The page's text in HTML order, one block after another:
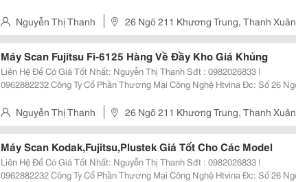
Nguyễn Thị Thanh 26 Ngõ 211 Khương Trung, Thanh Xuân
Máy Scan Fujitsu Fi-6125 Hàng Về Đầy Kho Giá Khủng
Liên Hệ Để Có Giá Tốt Nhất: Nguyễn Thị Thanh Sđt : 0982026833 |
0962882232 Công Ty Cổ Phần Thương Mại Công Nghệ Htvina Đc: Số 26 Ngõ
:Nguyenthanh6685 Website: Http://Sieuthiht.com |
Nguyễn Thị Thanh 26 Ngõ 211 Khương Trung, Thanh Xuân
Máy Scan Kodak,Fujitsu,Plustek Giá Tốt Cho Các Model
Liên Hệ Để Có Giá Tốt Nhất: Nguyễn Thị Thanh Sđt : 0982026833 |
0962882232 Công Ty Cổ Phần Thương Mại Công Nghệ Htvina Đc: Số 26 Ngõ